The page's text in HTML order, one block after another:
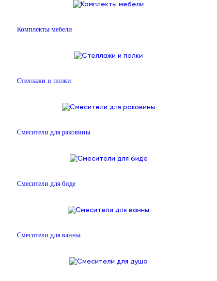
Комплекты мебели
Стеллажи и полки
Смесители для раковины
Смесители для биде
Смесители для ванны